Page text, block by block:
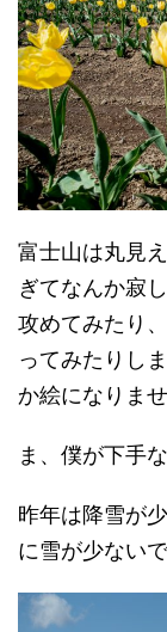
富士山は丸見
ぎてなんか寂
攻めてみたり
ってみたりし
か絵になりませ
ま、僕が下手
昨年は降雪が
に雪が少ないで